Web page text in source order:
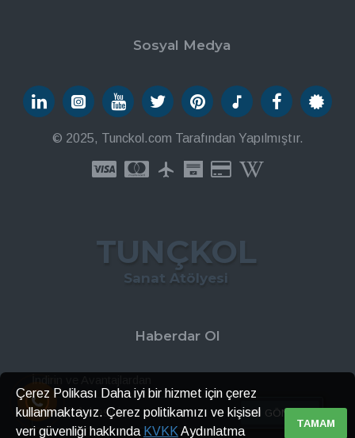
Sosyal Medya
© 2025, Tunckol.com Tarafından Yapılmıştır.
TUNÇKOL
Sanat Atölyesi
Haberdar Ol
İndirin ve Avantajlardan
GÖNDER
TAMAM
Çerez Polikası Daha iyi bir hizmet için çerez
kullanmaktayız. Çerez politikamızı ve kişisel
veri güvenliği hakkında KVKK Aydınlatma